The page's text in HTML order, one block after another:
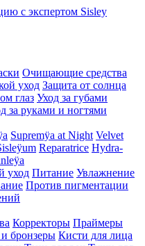
с экспертом Sisley
Очищающие средства
уход Защита от солнца
глаз Уход за губами
за руками и ногтями
Supremÿa at Night Velvet
Reparatrice Hydra-
уход Питание Увлажнение
Против пигментации
Корректоры Праймеры
бронзеры Кисти для лица